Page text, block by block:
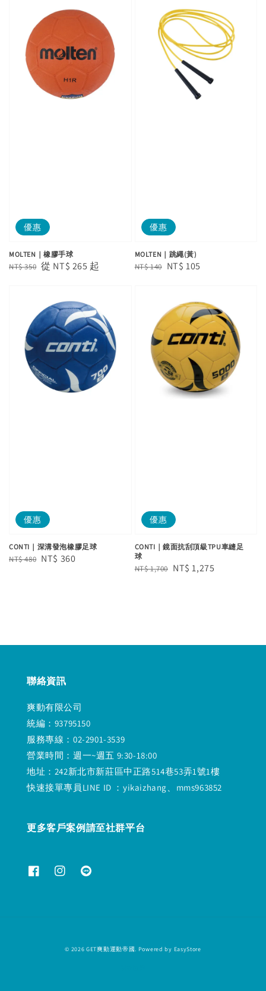
優惠
MOLTEN｜橡膠手球
Regular
NT$ 350 Sale
從 NT$ 265 起
優惠
MOLTEN｜跳繩(黃)
Regular
NT$ 140 Sale
NT$ 105
優惠
CONTI｜深溝發泡橡膠足球
Regular
NT$ 480 Sale
NT$ 360
優惠
CONTI｜鏡面抗刮頂級TPU車縫足
球
Regular
NT$ 1,700 Sale
NT$ 1,275
聯絡資訊
爽動有限公司
統編：93795150
服務專線：02-2901-3539
營業時間：週一~週五 9:30-18:00
地址：242新北市新莊區中正路514巷53弄1號1樓
快速接單專員LINE ID ：yikaizhang、mms963852
更多客戶案例請至社群平台
© 2026 GET爽動運動帝國. Powered by EasyStore